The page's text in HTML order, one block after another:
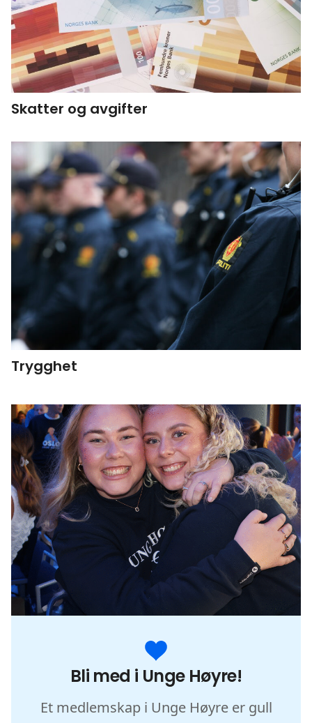
Skatter og avgifter
Trygghet
Bli med i Unge Høyre!
Et medlemskap i Unge Høyre er gull